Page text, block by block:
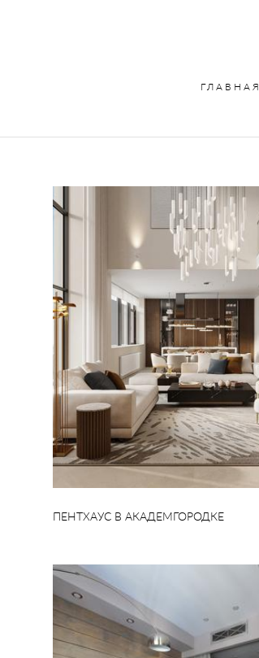
ГЛАВНАЯ
ПЕНТХАУС В АКАДЕМГОРОДКЕ